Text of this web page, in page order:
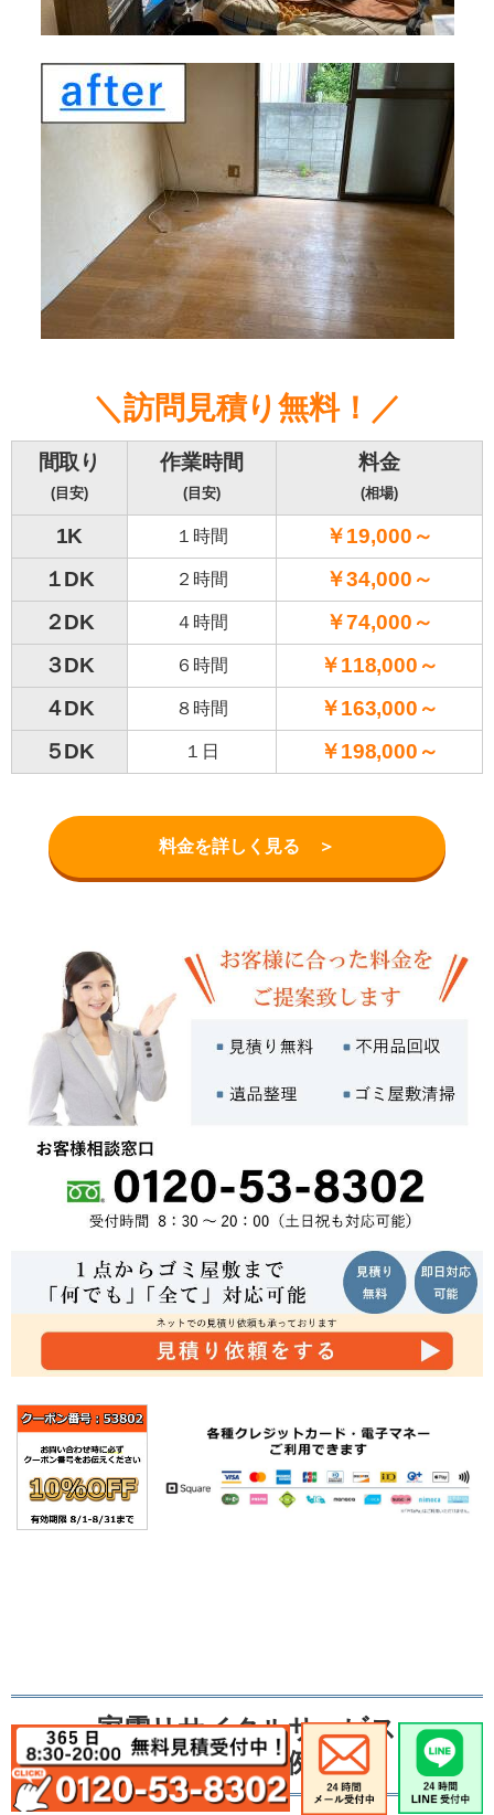
＼訪問見積り無料！／
間取り
(目安)
作業時間
(目安)
料金
(相場)
1K １時間
￥19,000～
１DK
２時間
￥34,000～
２DK
４時間
￥74,000～
３DK
６時間
￥118,000～
４DK
８時間
￥163,000～
５DK
１日 ￥198,000～
料金を詳しく見る ＞
家電リサイクルサービス
作業の事例